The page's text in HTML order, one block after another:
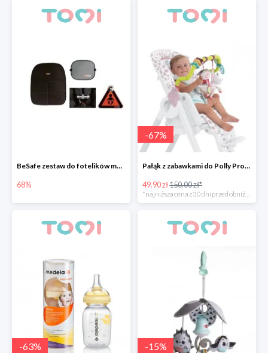
BeSafe zestaw do fotelików montowanych przodem do kierunku jazdy
68%
-67%
Pałąk z zabawkami do Polly Progress -67%
49.90 zł150.00 zł*
-63% -15%